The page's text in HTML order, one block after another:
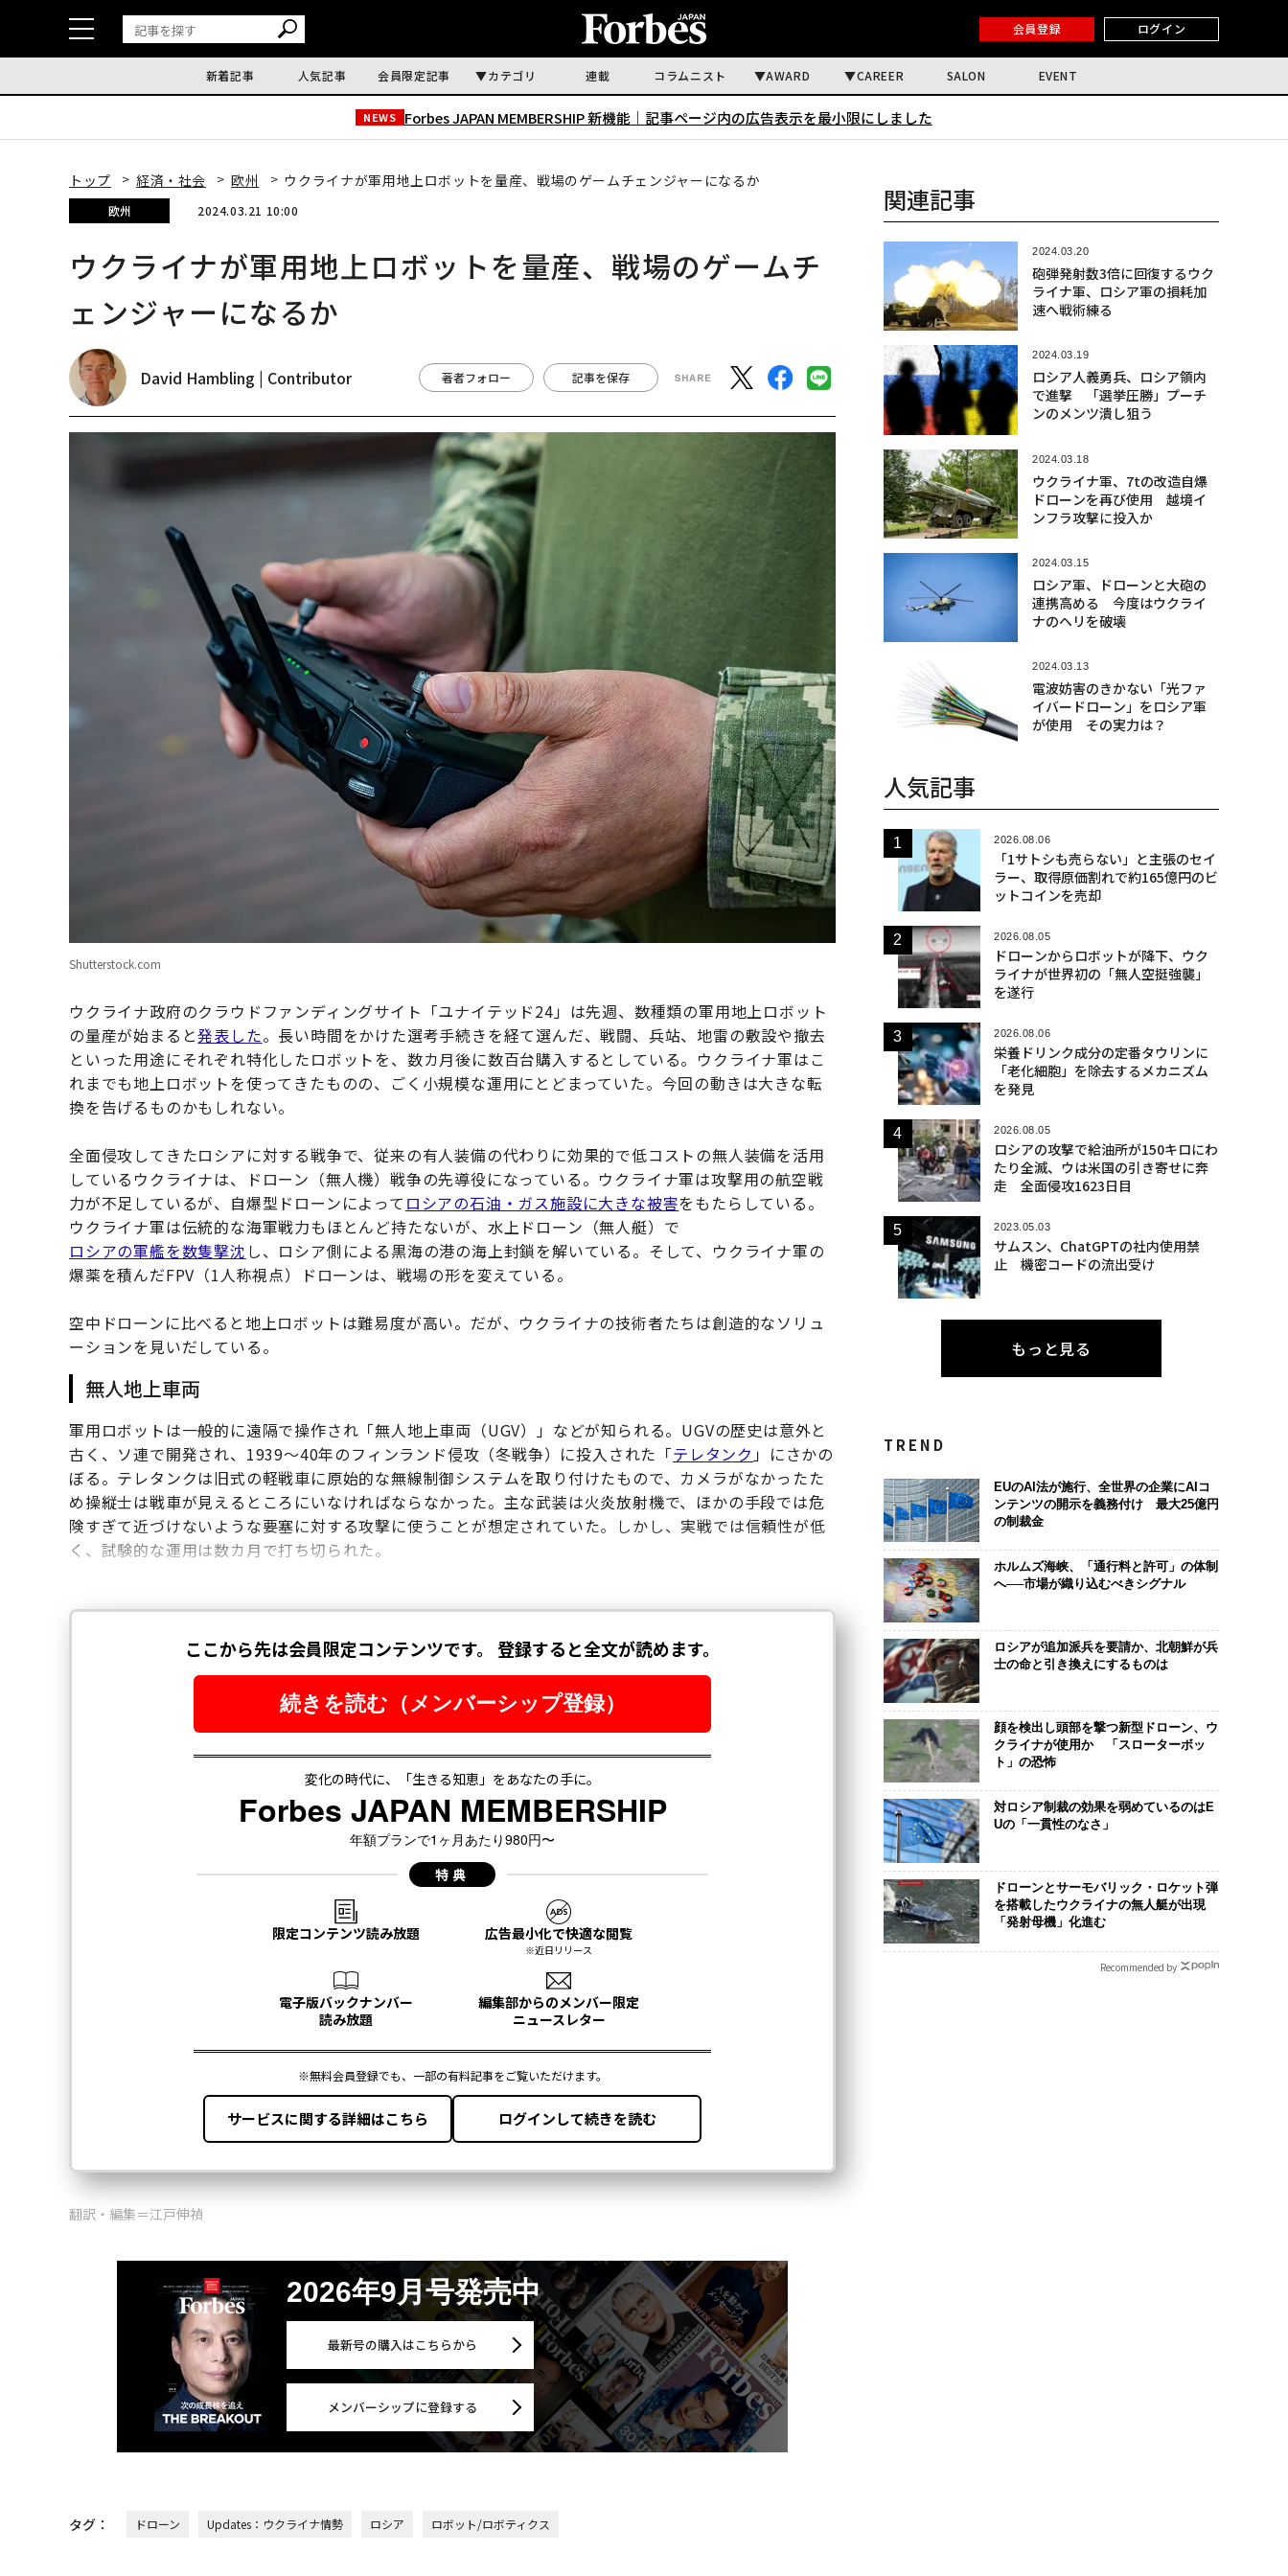
会員登録 ログイン
新着記事 人気記事 会員限定記事 カテゴリ 連載 コラムニスト AWARD CAREER SALON EVENT
NEWS Forbes JAPAN MEMBERSHIP 新機能｜ 記事ページ内の広告表示を最小限にしました
トップ 経済・社会 欧州 ウクライナが軍用地上ロボットを量産、戦場のゲームチェンジャーになるか
欧州 2024.03.21 10:00
ウクライナが軍用地上ロボットを量産、戦場のゲームチ
ェンジャーになるか
David Hambling | Contributor 著者フォロー 記事を保存
Shutterstock.com
ウクライナ政府のクラウドファンディングサイト「ユナイテッド24」は先週、数種類の軍用地上ロボット
の量産が始まると発表した。長い時間をかけた選考手続きを経て選んだ、戦闘、兵站、地雷の敷設や撤去
といった用途にそれぞれ特化したロボットを、数カ月後に数百台購入するとしている。ウクライナ軍はこ
れまでも地上ロボットを使ってきたものの、ごく小規模な運用にとどまっていた。今回の動きは大きな転
換を告げるものかもしれない。
全面侵攻してきたロシアに対する戦争で、従来の有人装備の代わりに効果的で低コストの無人装備を活用
しているウクライナは、ドローン（無人機）戦争の先導役になっている。ウクライナ軍は攻撃用の航空戦
力が不足しているが、自爆型ドローンによって ロシアの石油・ガス施設に大きな被害をもたらしている。
ウクライナ軍は伝統的な海軍戦力もほとんど持たないが、水上ドローン（無人艇）で
ロシアの軍艦を数隻撃沈 し、ロシア側による黒海の港の海上封鎖を解いている。そして、ウクライナ軍の
爆薬を積んだFPV（1人称視点）ドローンは、戦場の形を変えている。
空中ドローンに比べると地上ロボットは難易度が高い。だが、ウクライナの技術者たちは創造的なソリュ
ーションを見いだしている。
無人地上車両
軍用ロボットは一般的に遠隔で操作され「無人地上車両（UGV）」などが知られる。UGVの歴史は意外と
古く、ソ連で開発され、1939〜40年のフィンランド侵攻（冬戦争）に投入された「テレタンク」にさかの
ぼる。テレタンクは旧式の軽戦車に原始的な無線制御システムを取り付けたもので、カメラがなかったた
め操縦士は戦車が見えるところにいなければならなかった。主な武装は火炎放射機で、ほかの手段では危
険すぎて近づけないような要塞に対する攻撃に使うことが想定されていた。しかし、実戦では信頼性が低
く、試験的な運用は数カ月で打ち切られた。
翻訳・編集＝江戸伸禎
2026年9月号発売中
最新号の購入はこちらから
メンバーシップに登録する
タグ： ドローン Updates：ウクライナ情勢 ロシア ロボット/ロボティクス
関連記事
2024.03.20
砲弾発射数3倍に回復するウク
ライナ軍、ロシア軍の損耗加
速へ戦術練る
2024.03.19
ロシア人義勇兵、ロシア領内
で進撃 「選挙圧勝」プーチ
ンのメンツ潰し狙う
2024.03.18
ウクライナ軍、7tの改造自爆
ドローンを再び使用 越境イ
ンフラ攻撃に投入か
2024.03.15
ロシア軍、ドローンと大砲の
連携高める 今度はウクライ
ナのヘリを破壊
2024.03.13
電波妨害のきかない「光ファ
イバードローン」をロシア軍
が使用 その実力は？
人気記事
2026.08.06
「1サトシも売らない」と主張のセイ
ラー、取得原価割れで約165億円のビ
ットコインを売却
2026.08.05
ドローンからロボットが降下、ウク
ライナが世界初の「無人空挺強襲」
を遂行
2026.08.06
栄養ドリンク成分の定番タウリンに
「老化細胞」を除去するメカニズム
を発見
2026.08.05
ロシアの攻撃で給油所が150キロにわ
たり全滅、ウは米国の引き寄せに奔
走 全面侵攻1623日目
2023.05.03
サムスン、ChatGPTの社内使用禁
止 機密コードの流出受け
もっと見る
TREND
EUのAI法が施行、全世界の企業にAIコ
ンテンツの開示を義務付け 最大25億円
の制裁金
ホルムズ海峡、「通行料と許可」の体制
へ──市場が織り込むべきシグナル
ロシアが追加派兵を要請か、北朝鮮が兵
士の命と引き換えにするものは
顔を検出し頭部を撃つ新型ドローン、ウ
クライナが使用か 「スローターボッ
ト」の恐怖
対ロシア制裁の効果を弱めているのはE
Uの「一貫性のなさ」
ドローンとサーモバリック・ロケット弾
を搭載したウクライナの無人艇が出現
「発射母機」化進む
Recommended by